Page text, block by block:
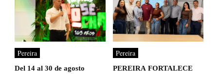
Pereira
Del 14 al 30 de agosto
Pereira
PEREIRA FORTALECE